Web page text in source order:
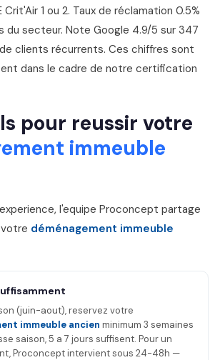
Crit'Air 1 ou 2. Taux de réclamation 0.5%
du secteur. Note Google 4.9/5 sur 347
clients récurrents. Ces chiffres sont
dans le cadre de notre certification
pour reussir votre
immeuble
l'equipe Proconcept partage
déménagement immeuble
(juin-aout), reservez votre
immeuble ancien minimum 3 semaines
saison, 5 a 7 jours suffisent. Pour un
Proconcept intervient sous 24-48h —